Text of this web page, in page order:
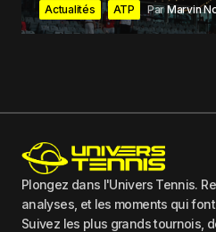
Actualités ATP ParMarvin
Plongez dans l'Univers Tennis.
analyses, et les moments qui
Suivez les plus grands tournois,